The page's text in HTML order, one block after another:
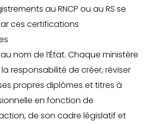
au RNCP ou au RS se
ces certifications
nom de l’État. Chaque ministère
responsabilité de créer, réviser
propres diplômes et titres à
en fonction de
de son cadre législatif et